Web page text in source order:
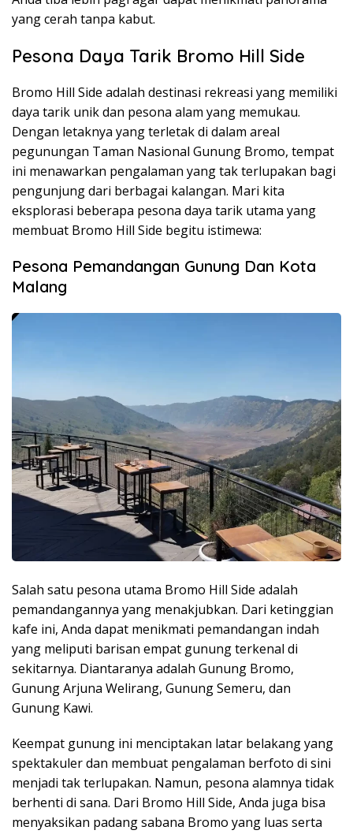
yang cerah tanpa kabut.
Pesona Daya Tarik Bromo Hill Side
Bromo Hill Side adalah destinasi rekreasi yang memiliki
daya tarik unik dan pesona alam yang memukau.
Dengan letaknya yang terletak di dalam areal
pegunungan Taman Nasional Gunung Bromo, tempat
ini menawarkan pengalaman yang tak terlupakan bagi
pengunjung dari berbagai kalangan. Mari kita
eksplorasi beberapa pesona daya tarik utama yang
membuat Bromo Hill Side begitu istimewa:
Pesona Pemandangan Gunung Dan Kota
Malang
Salah satu pesona utama Bromo Hill Side adalah
pemandangannya yang menakjubkan. Dari ketinggian
kafe ini, Anda dapat menikmati pemandangan indah
yang meliputi barisan empat gunung terkenal di
sekitarnya. Diantaranya adalah Gunung Bromo,
Gunung Arjuna Welirang, Gunung Semeru, dan
Gunung Kawi.
Keempat gunung ini menciptakan latar belakang yang
spektakuler dan membuat pengalaman berfoto di sini
menjadi tak terlupakan. Namun, pesona alamnya tidak
berhenti di sana. Dari Bromo Hill Side, Anda juga bisa
menyaksikan padang sabana Bromo yang luas serta